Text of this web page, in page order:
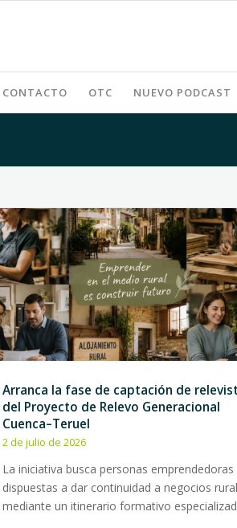
CONTACTO OTC NUEVO PODCAST
Arranca la fase de captación de
del Proyecto de Relevo Generacional
Cuenca–Teruel
2 de julio de 2026
La iniciativa busca personas emprendedoras
dispuestas a dar continuidad a negocios
mediante un itinerario formativo